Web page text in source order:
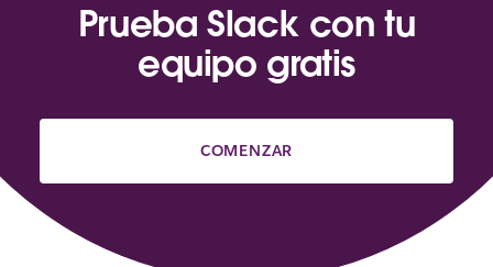
Prueba Slack con tu
equipo gratis
COMENZAR